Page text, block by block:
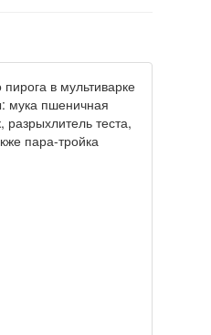
в мультиварке
мука пшеничная
теста,
пара-тройка